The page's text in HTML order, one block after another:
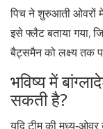
पिच ने शुरुआती ओवरों
इसे फ्लैट बताया गया,
बैट्समैन को लक्ष्य तक
भविष्य में
सकती है?
यदि टीम की